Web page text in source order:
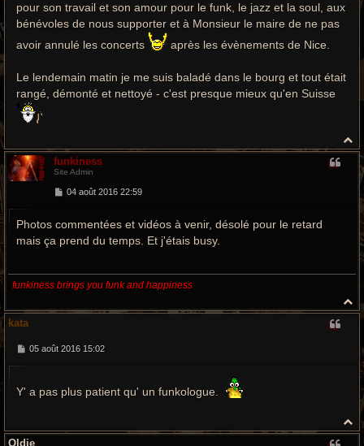
pour son travail et son amour pour le funk, le jazz et la soul, aux
bénévoles de nous supporter et à Monsieur le maire de ne pas
avoir annulé les concerts
après les évènements de Nice.
Le lendemain matin je me suis baladé dans le bourg et tout était
rangé, démonté et nettoyé - c'est presque mieux qu'en Suisse
a
funkiness
Site Admin
M
s
g
04 août 2016 22:59
Photos commentées et vidéos à venir, désolé pour le retard
mais ça prend du temps. Et j'étais busy.
funkiness brings you funk and happiness
a
kata
M
a
05 août 2016 15:02
Y' a pas plus patient qu' un funkologue.
H
a
Oldie